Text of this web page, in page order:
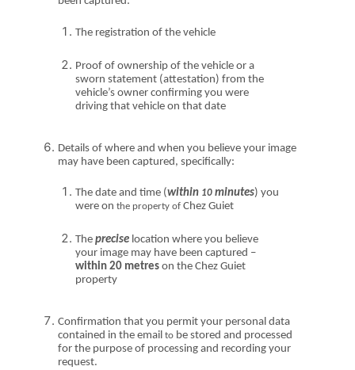
The registration of the vehicle
Proof of ownership of the vehicle or a
sworn statement (attestation) from the
vehicle’s owner confirming you were
driving that vehicle on that date
Details of where and when you believe your image
may have been captured, specifically:
The date and time (within 10 minutes) you
were on the property of Chez Guiet
The precise location where you believe
your image may have been captured –
within 20 metres on the Chez Guiet
property
Confirmation that you permit your personal data
contained in the email tobe stored and processed
for the purpose of processing and recording your
request.